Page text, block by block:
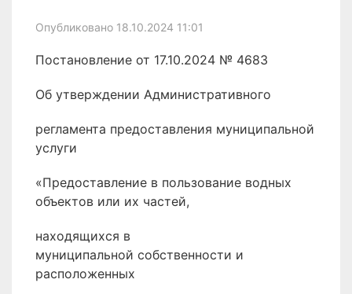
Опубликовано 18.10.2024 11:01
Постановление от 17.10.2024 № 4683
Об утверждении Административного
регламента предоставления муниципальной
услуги
«Предоставление в пользование водных
объектов или их частей,
находящихся в
муниципальной собственности и
расположенных